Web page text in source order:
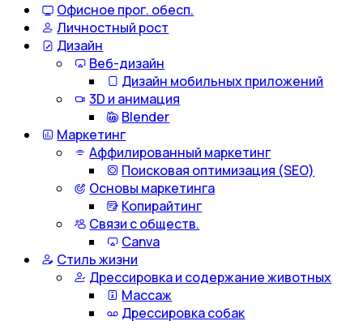
Офисное прог. обесп.
Личностный рост
Дизайн
Веб-дизайн
Дизайн мобильных приложений
3D и анимация
Blender
Маркетинг
Аффилированный маркетинг
Поисковая оптимизация (SEO)
Основы маркетинга
Копирайтинг
Связи с обществ.
Canva
Стиль жизни
Дрессировка и содержание животных
Массаж
Дрессировка собак